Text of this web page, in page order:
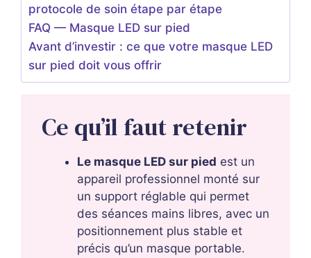
protocole de soin étape par étape
FAQ — Masque LED sur pied
Avant d’investir : ce que votre masque LED
sur pied doit vous offrir
Ce qu’il faut retenir
Le masque LED sur pied est un
appareil professionnel monté sur
un support réglable qui permet
des séances mains libres, avec un
positionnement plus stable et
précis qu’un masque portable.